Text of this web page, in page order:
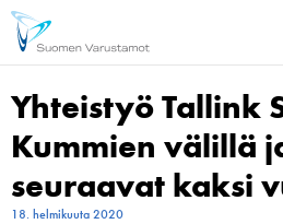
Yhteistyö Tallink
Kummien välillä
seuraavat kaksi
18. helmikuuta 2020